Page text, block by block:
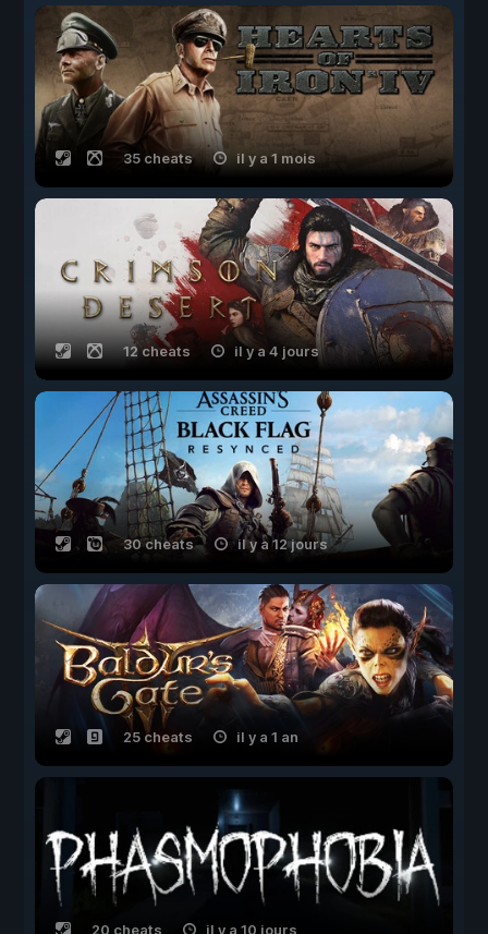
35 cheats il y a 1 mois
12 cheats il y a 4 jours
30 cheats il y a 12 jours
25 cheats il y a 1 an
20 cheats il y a 10 jours